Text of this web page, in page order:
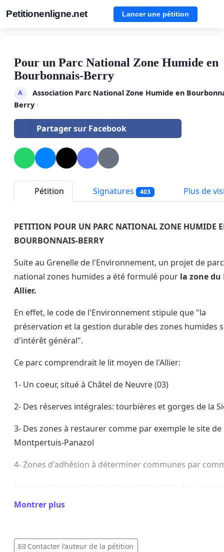
Petitionenligne.net Lancer une pétition
Pour un Parc National Zone Humide en
Bourbonnais-Berry
A
Association Parc National Zone Humide en
Berry ·
Partager sur Facebook
Pétition Signatures 403 Plus de
PETITION POUR UN PARC NATIONAL ZONE HUMIDE
BOURBONNAIS-BERRY
Suite au Grenelle de l'Environnement, un projet de parc
national zones humides a été formulé pour la zone du
Allier.
En effet, le code de l'Environnement stipule que "la
préservation et la gestion durable des zones humides
d'intérêt général".
Ce parc comprendrait le lit moyen de l'Allier:
1- Un coeur, situé à Châtel de Neuvre (03)
2- Des réserves intégrales: tourbières et gorges de la
3- Des zones à restaurer comme par exemple le site de
Montpertuis-Panazol
4- Zones d'adhésion à déterminer communes par
l'économie locale, à la chasse, à la pêche, à l'agriculture
biodiversité.
Montrer plus
Contacter l’auteur de la pétition